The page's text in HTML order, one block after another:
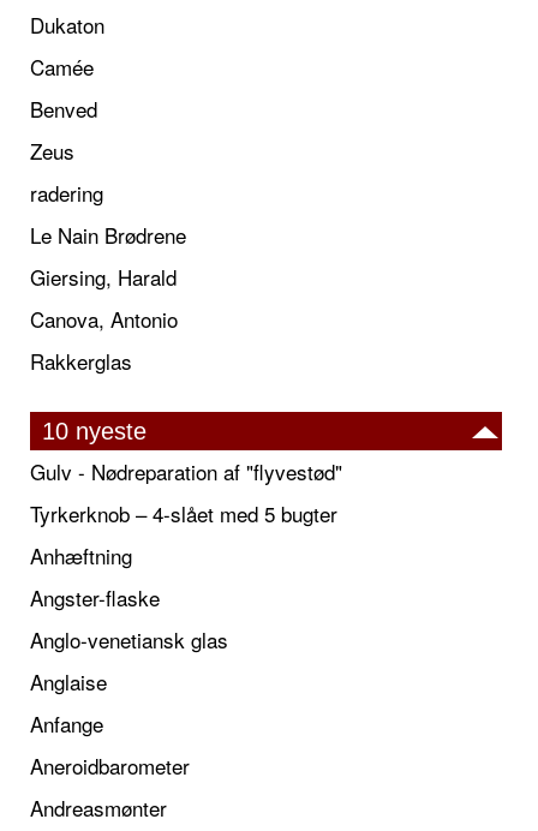
Dukaton
Camée
Benved
Zeus
radering
Le Nain Brødrene
Giersing, Harald
Canova, Antonio
Rakkerglas
10 nyeste
Gulv - Nødreparation af "flyvestød"
Tyrkerknob – 4-slået med 5 bugter
Anhæftning
Angster-flaske
Anglo-venetiansk glas
Anglaise
Anfange
Aneroidbarometer
Andreasmønter